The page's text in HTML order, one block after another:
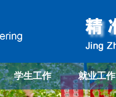
学生工作 就业工作